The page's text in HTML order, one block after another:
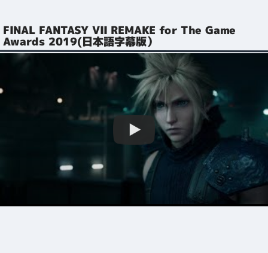
FINAL FANTASY VII REMAKE for The Game
Awards 2019(日本語字幕版）